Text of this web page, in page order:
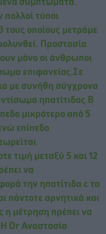
συμπτώματα.
τύποι
τους οποίους μετράμε
Προστασία
μόνο οι άνθρωποι
επιφανείας.Σε
με συνήθη σύγχρονα
ηπατίτιδας Β
μικρότερο από 5
επίπεδο
τιμή μεταξύ 5 και 12
να
την ηπατίτιδα c τα
πάντοτε αρνητικά και
η μέτρηση πρέπει να
Dr Αναστασία